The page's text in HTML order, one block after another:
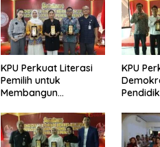
KPU Perkuat Literasi
Pemilih untuk
Membangun
Berkualitas
KPU